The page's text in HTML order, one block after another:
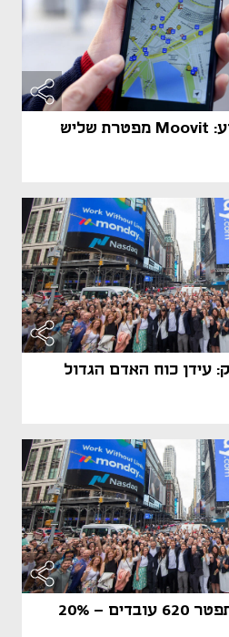
במקביל לעזיבת שעשוע: Moovit מפטרת שליש
עידן כוח האדם הגדול
קיצוצי ענק במאנדיי: תפטר 620 עובדים - 20%